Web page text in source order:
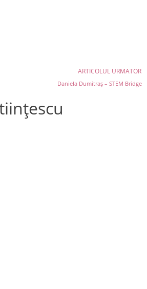
ARTICOLUL URMATOR
Daniela Dumitraș – STEM Bridge